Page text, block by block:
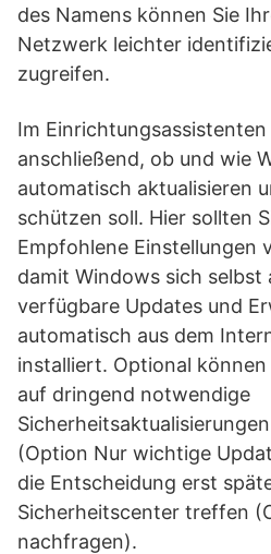
des Namens können Sie
Netzwerk leichter
zugreifen.
Im Einrichtungsassistenten
anschließend, ob und wie
automatisch aktualisieren
schützen soll. Hier sollten
Empfohlene Einstellungen
damit Windows sich selbst
verfügbare Updates und
automatisch aus dem
installiert. Optional
auf dringend notwendige
(Option Nur wichtige
die Entscheidung erst
Sicherheitscenter treffen
nachfragen).